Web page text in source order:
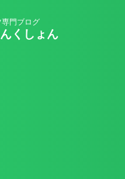
門ブログ
くしょん